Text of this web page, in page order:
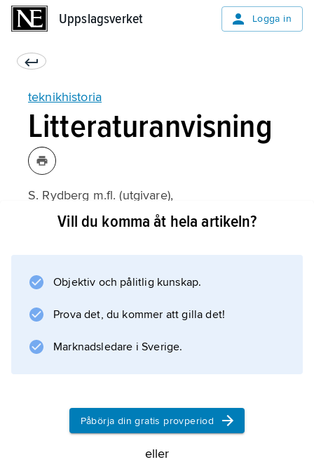
Uppslagsverket Logga in
teknikhistoria
Litteraturanvisning
S. Rydberg m.fl. (utgivare),
Svensk teknikhistoria
Vill du komma åt hela artikeln?
Objektiv och pålitlig kunskap.
Prova det, du kommer att gilla det!
Marknadsledare i Sverige.
Påbörja din gratis provperiod
eller